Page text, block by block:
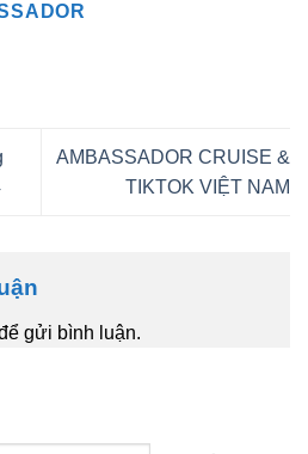
AMBASSADOR CRUISE &
TIKTOK VIỆT NAM
gửi bình luận.